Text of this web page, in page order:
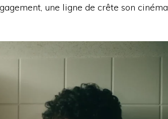
une ligne de crête son cinéma